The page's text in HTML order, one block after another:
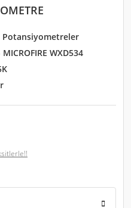
Potansiyometreler
WXD534